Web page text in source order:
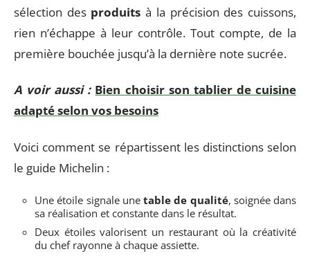
sélection des produits à la précision des cuissons,
rien n’échappe à leur contrôle. Tout compte, de la
première bouchée jusqu’à la dernière note sucrée.
A voir aussi : Bien choisir son tablier de cuisine
adapté selon vos besoins
Voici comment se répartissent les distinctions selon
le guide Michelin :
Une étoile signale une table de qualité, soignée dans
sa réalisation et constante dans le résultat.
Deux étoiles valorisent un restaurant où la créativité
du chef rayonne à chaque assiette.